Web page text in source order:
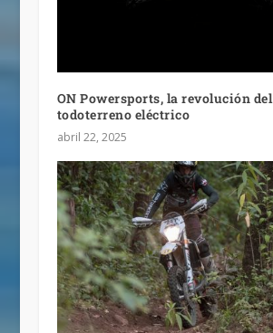
ON Powersports, la revolución del
todoterreno eléctrico
abril 22, 2025